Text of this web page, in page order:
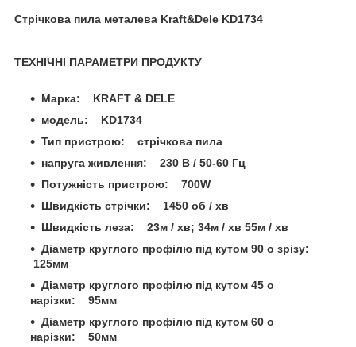
Стрічкова пила металева Kraft&Dele KD1734
ТЕХНІЧНІ ПАРАМЕТРИ ПРОДУКТУ
Марка: KRAFT & DELE
модель: KD1734
Тип пристрою: стрічкова пила
напруга живлення: 230 В / 50-60 Гц
Потужність пристрою: 700W
Швидкість стрічки: 1450 об / хв
Швидкість леза: 23м / хв; 34м / хв 55м / хв
Діаметр круглого профілю під кутом 90 o зрізу:
125мм
Діаметр круглого профілю під кутом 45 o
нарізки: 95мм
Діаметр круглого профілю під кутом 60 o
нарізки: 50мм